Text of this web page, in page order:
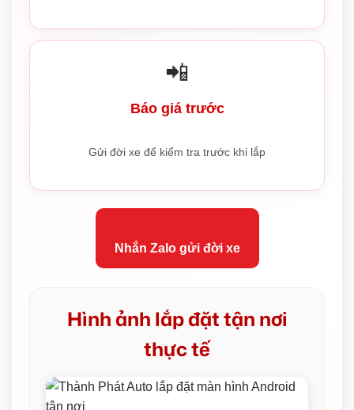
📲
Báo giá trước
Gửi đời xe để kiểm tra trước khi lắp
Nhắn Zalo gửi đời xe
Hình ảnh lắp đặt tận nơi
thực tế